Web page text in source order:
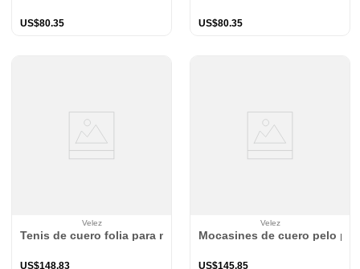
US$80.35 US$80.35
Velez
Tenis de cuero folia para mujer Spectra
US$148.83
Velez
Mocasines de cuero pelo
US$145.85